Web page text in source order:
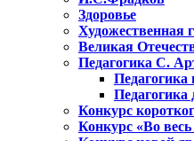
Здоровье
Художественная
Великая
Педагогика С.
Педагогика
Конкурс
Конкурс «Во весь